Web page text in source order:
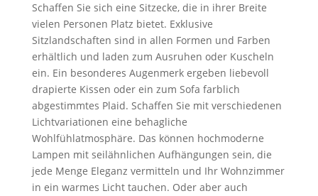
Schaffen Sie sich eine Sitzecke, die in ihrer Breite
vielen Personen Platz bietet. Exklusive
Sitzlandschaften sind in allen Formen und Farben
erhältlich und laden zum Ausruhen oder Kuscheln
ein. Ein besonderes Augenmerk ergeben liebevoll
drapierte Kissen oder ein zum Sofa farblich
abgestimmtes Plaid. Schaffen Sie mit verschiedenen
Lichtvariationen eine behagliche
Wohlfühlatmosphäre. Das können hochmoderne
Lampen mit seilähnlichen Aufhängungen sein, die
jede Menge Eleganz vermitteln und Ihr Wohnzimmer
in ein warmes Licht tauchen. Oder aber auch